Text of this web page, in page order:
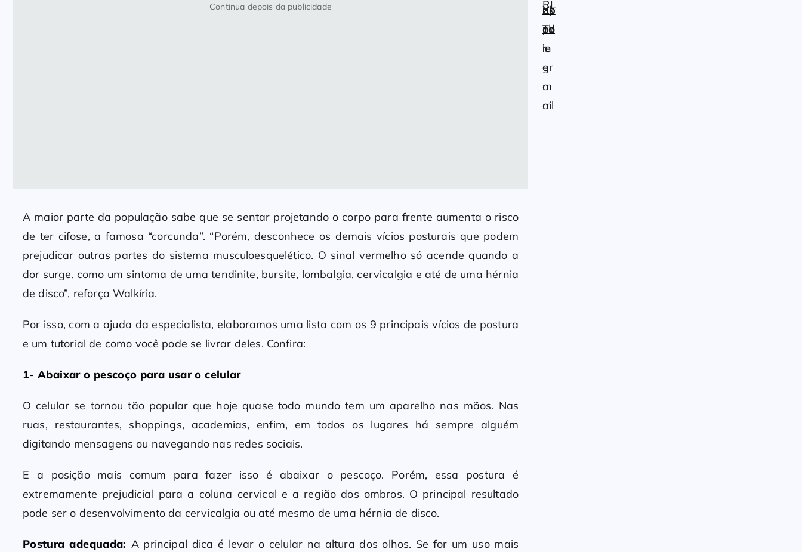
Continua depois da publicidade
A maior parte da população sabe que se sentar projetando o corpo para frente aumenta o risco
de ter cifose, a famosa “corcunda”. “Porém, desconhece os demais vícios posturais que podem
prejudicar outras partes do sistema musculoesquelético. O sinal vermelho só acende quando a
dor surge, como um sintoma de uma tendinite, bursite, lombalgia, cervicalgia e até de uma hérnia
de disco”, reforça Walkíria.
Por isso, com a ajuda da especialista, elaboramos uma lista com os 9 principais vícios de postura
e um tutorial de como você pode se livrar deles. Confira:
1- Abaixar o pescoço para usar o celular
O celular se tornou tão popular que hoje quase todo mundo tem um aparelho nas mãos. Nas
ruas, restaurantes, shoppings, academias, enfim, em todos os lugares há sempre alguém
digitando mensagens ou navegando nas redes sociais.
E a posição mais comum para fazer isso é abaixar o pescoço. Porém, essa postura é
extremamente prejudicial para a coluna cervical e a região dos ombros. O principal resultado
pode ser o desenvolvimento da cervicalgia ou até mesmo de uma hérnia de disco.
Postura adequada: A principal dica é levar o celular na altura dos olhos. Se for um uso mais